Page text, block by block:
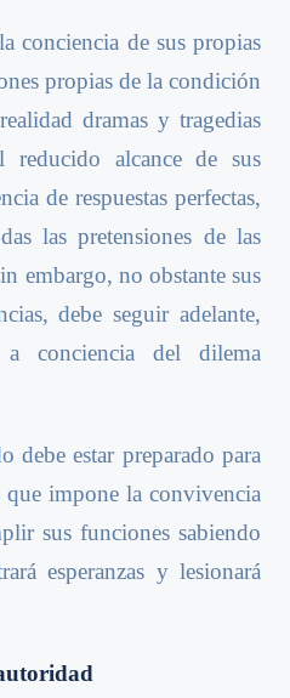
de sus propias
propias de la condición
dramas y tragedias
reducido alcance de sus
de respuestas perfectas,
las pretensiones de las
embargo, no obstante sus
debe seguir adelante,
conciencia del dilema
estar preparado para
impone la convivencia
sus funciones sabiendo
esperanzas y lesionará